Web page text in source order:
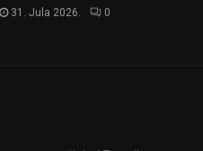
31. Jula 2026. 0